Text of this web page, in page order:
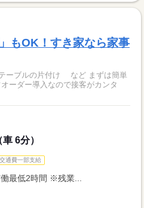
もOK！すき家なら家事
ーブルの片付け など まずは簡単
6分）
交通費一部支給
最低2時間 ※残業...